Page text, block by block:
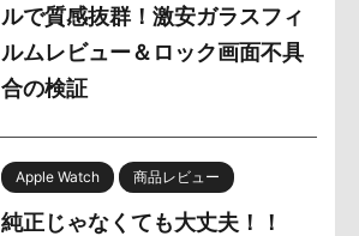
ルで質感抜群！激安ガラスフィ
ルムレビュー＆ロック画面不具
合の検証
Apple Watch 商品レビュー
純正じゃなくても大丈夫！！